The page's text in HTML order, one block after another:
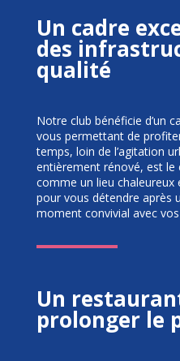
Un cadre
des
qualité
Notre club bénéficie d’un
vous permettant de
temps, loin de l’agitation
entièrement rénové, est
comme un lieu
pour vous détendre après
moment convivial avec
Un
prolonger le